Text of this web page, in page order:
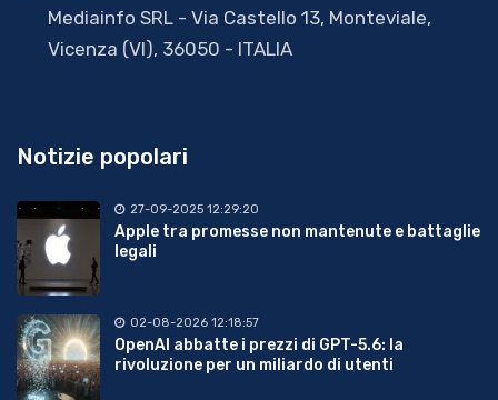
Mediainfo SRL - Via Castello 13, Monteviale,
Vicenza (VI), 36050 - ITALIA
Notizie popolari
27-09-2025 12:29:20
Apple tra promesse non mantenute e battaglie
legali
02-08-2026 12:18:57
OpenAI abbatte i prezzi di GPT-5.6: la
rivoluzione per un miliardo di utenti